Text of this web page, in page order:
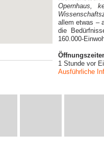
Opernhaus,
allem etwas –
die
160.000-
1 Stunde vor
Ausführliche